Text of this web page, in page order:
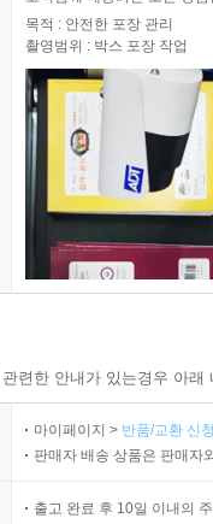
목적 : 안전한 포장 관리
촬영범위 : 박스 포장 작업
련한 안내가 있는경우 아
마이페이지 > 반품/교환 신
판매자 배송 상품은 판매자
출고 완료 후 10일 이내의